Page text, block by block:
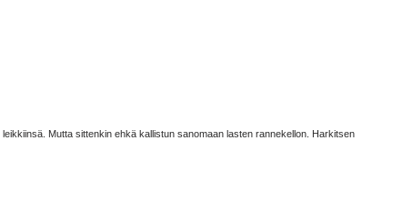
Mutta sittenkin ehkä kallistun sanomaan lasten rannekellon. Harkitsen